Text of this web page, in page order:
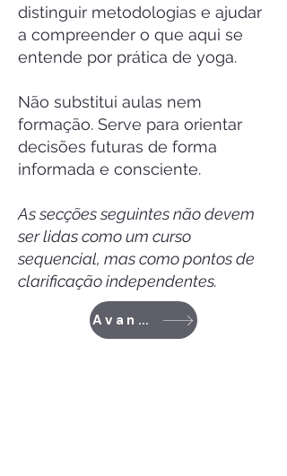
distinguir metodologias e ajudar
a compreender o que aqui se
entende por prática de yoga.
Não substitui aulas nem
formação. Serve para orientar
decisões futuras de forma
informada e consciente.
As secções seguintes não devem
ser lidas como um curso
sequencial, mas como pontos de
clarificação independentes.
Avançar para a metodologia